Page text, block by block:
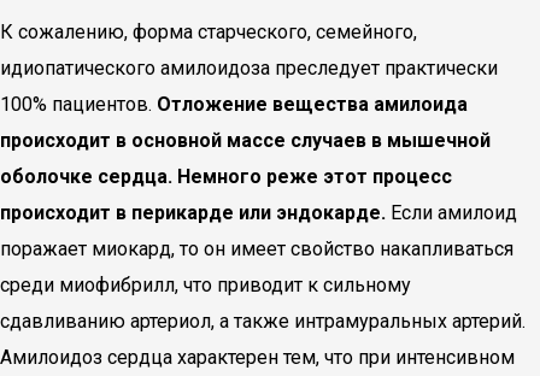
К сожалению, форма старческого, семейного,
идиопатического амилоидоза преследует практически
100% пациентов. Отложение вещества амилоида
происходит в основной массе случаев в мышечной
оболочке сердца. Немного реже этот процесс
происходит в перикарде или эндокарде. Если амилоид
поражает миокард, то он имеет свойство накапливаться
среди миофибрилл, что приводит к сильному
сдавливанию артериол, а также интрамуральных артерий.
Амилоидоз сердца характерен тем, что при интенсивном